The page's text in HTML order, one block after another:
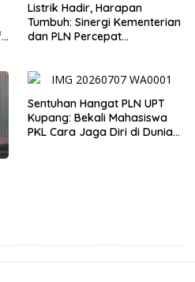
Listrik Hadir, Harapan
Tumbuh: Sinergi Kementerian
dan PLN Percepat
Sentuhan Hangat PLN UPT
Kupang: Bekali Mahasiswa
PKL Cara Jaga Diri di Dunia